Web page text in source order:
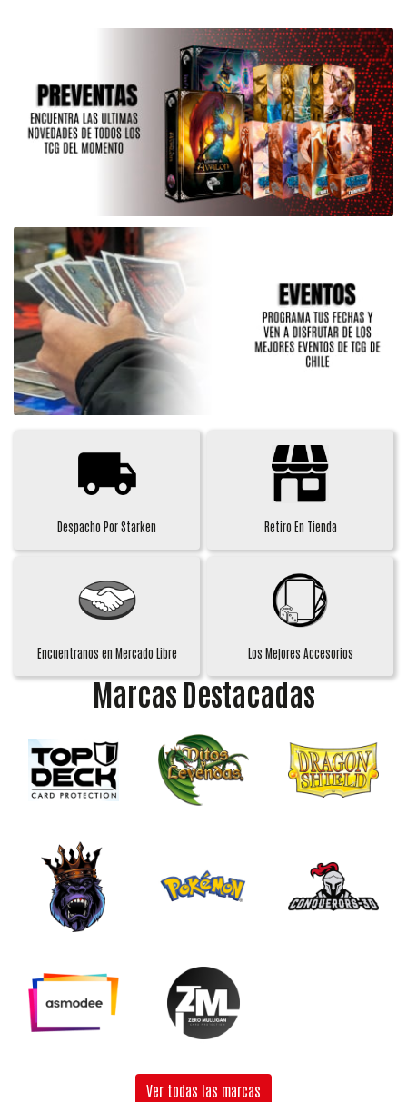
Despacho Por Starken Retiro En Tienda
Encuentranos en Mercado Libre Los Mejores Accesorios
Marcas Destacadas
Ver todas las marcas